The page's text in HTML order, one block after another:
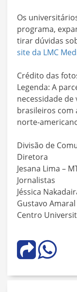
Os
programa,
tirar dúvidas
site da LMC
Crédito das
Legenda: A
necessidade
brasileiros com
norte-
Divisão de
Diretora
Jesana Lima –
Jornalistas
Jéssica
Gustavo Amaral
Centro